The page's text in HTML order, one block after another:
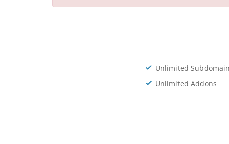
Unlimited Subdomain
Unlimited Addons